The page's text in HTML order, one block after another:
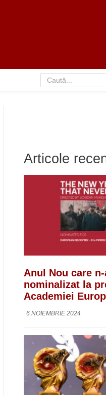
Articole
Anul Nou care
nominalizat la
Academiei
6 NOIEMBRIE 2024